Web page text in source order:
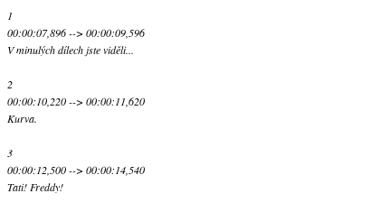
1
00:00:07,896 --> 00:00:09,596
V minulých dílech jste viděli...
2
00:00:10,220 --> 00:00:11,620
Kurva.
3
00:00:12,500 --> 00:00:14,540
Tati! Freddy!